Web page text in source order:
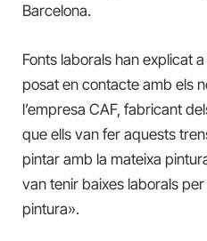
Barcelona.
Fonts laborals han explicat
posat en contacte amb els
l’empresa CAF, fabricant
que ells van fer aquests
pintar amb la mateixa
van tenir baixes laborals per
pintura».